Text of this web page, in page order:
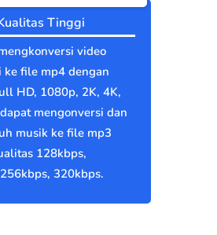
Tinggi
video
file mp4 dengan
HD, 1080p, 2K, 4K,
mengonversi dan
musik ke file mp3
128kbps,
320kbps.